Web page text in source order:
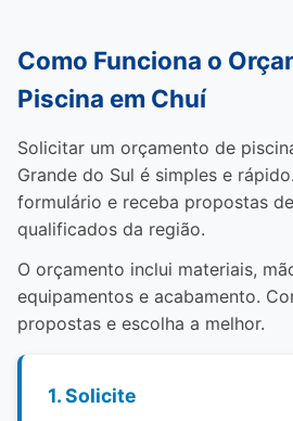
Como Funciona o
Piscina em Chuí
Solicitar um orçamento de
Grande do Sul é simples e
formulário e receba propostas
qualificados da região.
O orçamento inclui materiais,
equipamentos e acabamento.
propostas e escolha a melhor.
1. Solicite